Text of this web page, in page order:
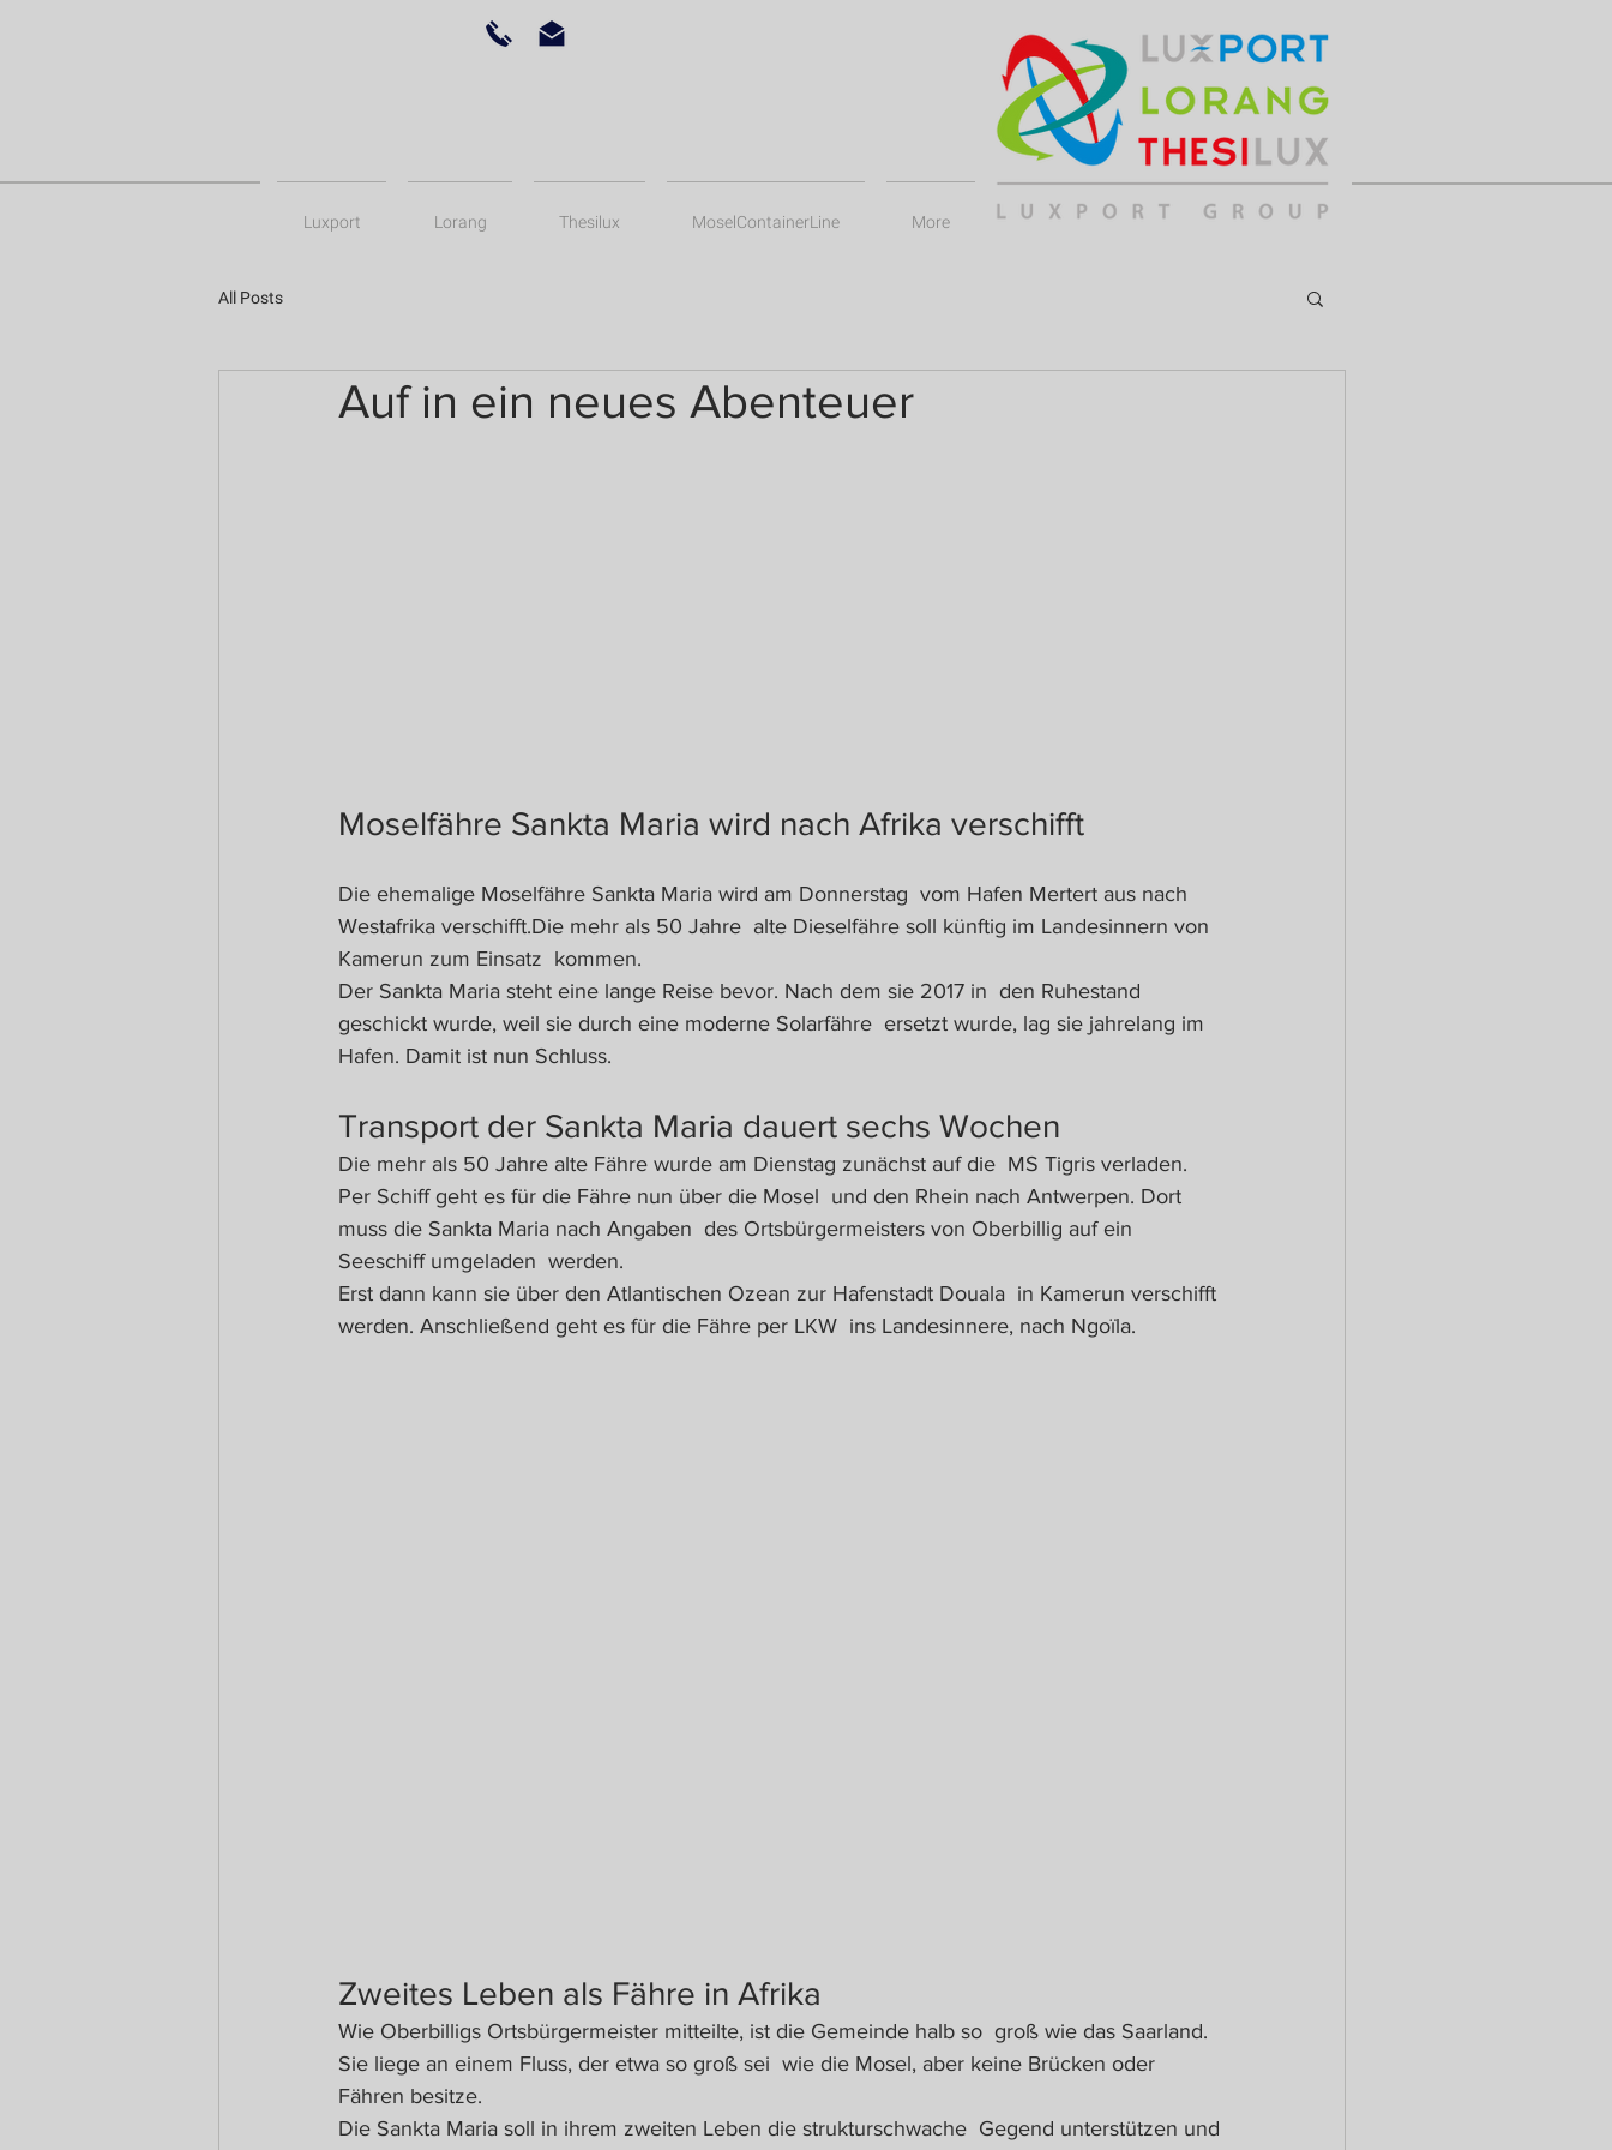
Luxport Lorang Thesilux MoselContainerLine More
All Posts
Auf in ein neues Abenteuer
Moselfähre Sankta Maria wird nach Afrika verschifft
Die ehemalige Moselfähre Sankta Maria wird am Donnerstag  vom Hafen Mertert aus nach
Westafrika verschifft.Die mehr als 50 Jahre  alte Dieselfähre soll künftig im Landesinnern von
Kamerun zum Einsatz  kommen.
Der Sankta Maria steht eine lange Reise bevor. Nach dem sie 2017 in  den Ruhestand
geschickt wurde, weil sie durch eine moderne Solarfähre  ersetzt wurde, lag sie jahrelang im
Hafen. Damit ist nun Schluss.
Transport der Sankta Maria dauert sechs Wochen
Die mehr als 50 Jahre alte Fähre wurde am Dienstag zunächst auf die  MS Tigris verladen.
Per Schiff geht es für die Fähre nun über die Mosel  und den Rhein nach Antwerpen. Dort
muss die Sankta Maria nach Angaben  des Ortsbürgermeisters von Oberbillig auf ein
Seeschiff umgeladen  werden.
Erst dann kann sie über den Atlantischen Ozean zur Hafenstadt Douala  in Kamerun verschifft
werden. Anschließend geht es für die Fähre per LKW  ins Landesinnere, nach Ngoïla.
Zweites Leben als Fähre in Afrika
Wie Oberbilligs Ortsbürgermeister mitteilte, ist die Gemeinde halb so  groß wie das Saarland.
Sie liege an einem Fluss, der etwa so groß sei  wie die Mosel, aber keine Brücken oder
Fähren besitze.
Die Sankta Maria soll in ihrem zweiten Leben die strukturschwache  Gegend unterstützen und